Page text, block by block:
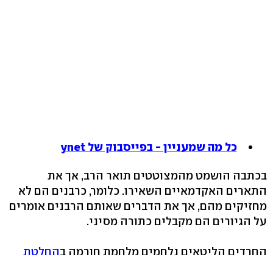
כל מה שמעניין - בפייסבוק של ynet
בכתבה הושמט מהמצוטטים תואר הרב, אך את
התארים האקדמאיים השאירו. כלומר, כרבנים הם לא
מחזיקים מהם, אך את הדברים שאותם הרבנים אומרים
על הגיורים הם מקבלים כתורה מסיני.
החרדים הליטאים נלחמים מלחמת חורמה בהחלטת